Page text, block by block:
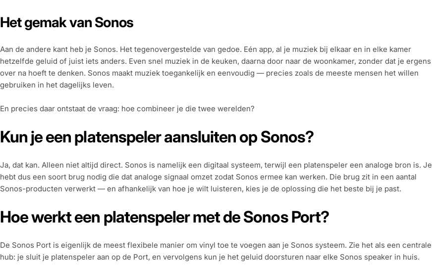
Het gemak van Sonos
Aan de andere kant heb je Sonos. Het tegenovergestelde van gedoe. Eén app, al je muziek bij elkaar en in elke kamer
hetzelfde geluid of juist iets anders. Even snel muziek in de keuken, daarna door naar de woonkamer, zonder dat je ergens
over na hoeft te denken. Sonos maakt muziek toegankelijk en eenvoudig — precies zoals de meeste mensen het willen
gebruiken in het dagelijks leven.
En precies daar ontstaat de vraag: hoe combineer je die twee werelden?
Kun je een platenspeler aansluiten op Sonos?
Ja, dat kan. Alleen niet altijd direct. Sonos is namelijk een digitaal systeem, terwijl een platenspeler een analoge bron is. Je
hebt dus een soort brug nodig die dat analoge signaal omzet zodat Sonos ermee kan werken. Die brug zit in een aantal
Sonos-producten verwerkt — en afhankelijk van hoe je wilt luisteren, kies je de oplossing die het beste bij je past.
Hoe werkt een platenspeler met de Sonos Port?
De Sonos Port is eigenlijk de meest flexibele manier om vinyl toe te voegen aan je Sonos systeem. Zie het als een centrale
hub: je sluit je platenspeler aan op de Port, en vervolgens kun je het geluid doorsturen naar elke Sonos speaker in huis.